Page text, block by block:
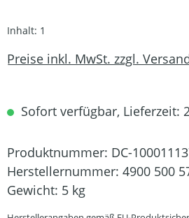
Inhalt: 1
Preise inkl. MwSt. zzgl.
Sofort verfügbar, Lieferzeit:
Produktnummer: DC-
Herstellernummer: 4900 500
Gewicht: 5 kg